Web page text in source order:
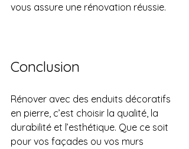
vous assure une rénovation réussie.
Conclusion
Rénover avec des enduits décoratifs
en pierre, c’est choisir la qualité, la
durabilité et l’esthétique. Que ce soit
pour vos façades ou vos murs